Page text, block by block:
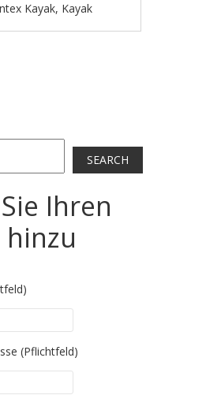
Kayak, Kayak
SEARCH
Ihren
empty.
(Pflichtfeld)